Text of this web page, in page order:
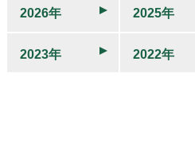
2026年 2025年
2023年 2022年